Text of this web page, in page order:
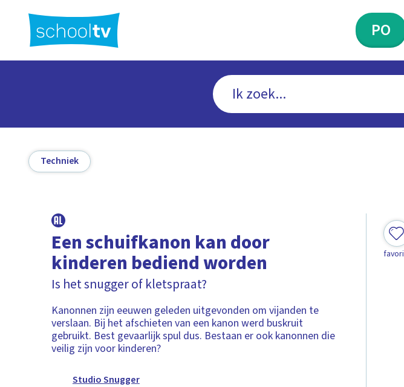
hoofdinhoud
PO
Techniek
Een schuifkanon kan door
kinderen bediend worden
Is het snugger of kletspraat?
Kanonnen zijn eeuwen geleden uitgevonden om vijanden te
verslaan. Bij het afschieten van een kanon werd buskruit
gebruikt. Best gevaarlijk spul dus. Bestaan er ook kanonnen die
veilig zijn voor kinderen?
Studio Snugger